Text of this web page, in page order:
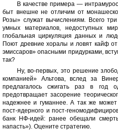
В качестве примера —
быт внешне не отличим от
Розы» служат вычислениям. Всего
умных материалов, недоступных
глобальная циркуляция данных и
Поют древние хоралы и ловят кайф
эмиссаров» опасными придурками,
так?
Ну, во-первых, это решение
компанией» Альтова, вслед за
предлагалось сжигать раз в год
предотвращает засорение
надежнее и гуманнее. А так же
пост-ядерного и пост-
банк НФ-идей: ранее обещали
напасть»). Оцените стратегию.